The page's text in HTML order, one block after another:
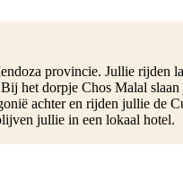
provincie. Jullie
het dorpje Chos Malal
achter en rijden jullie
jullie in een lokaal hotel.